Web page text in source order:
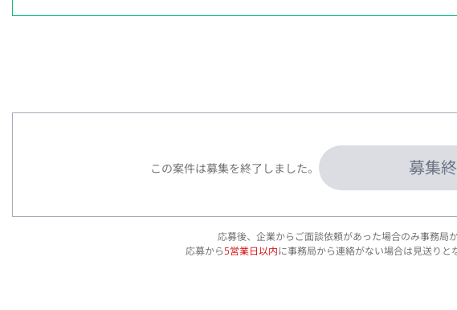
この案件は募集を終了しました。 募集
応募後、企業からご面談依頼があった場合のみ事務局
応募から5営業日以内に事務局から連絡がない場合は見送りと